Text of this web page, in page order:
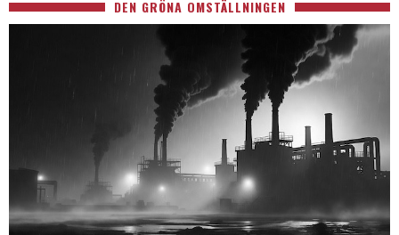
DEN GRÖNA OMSTÄLLNINGEN